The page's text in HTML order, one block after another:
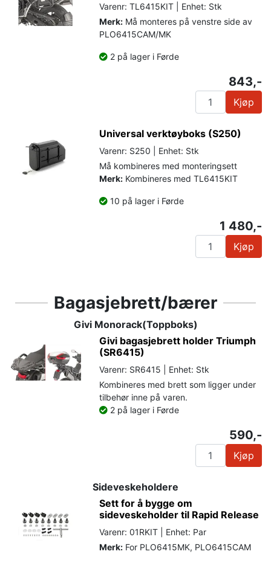
Varenr: TL6415KIT | Enhet: Stk
Merk: Må monteres på venstre side av
PLO6415CAM/MK
2 på lager i Førde
843,-
Kjøp
Universal verktøyboks (S250)
Varenr: S250 | Enhet: Stk
Må kombineres med monteringsett
Merk: Kombineres med TL6415KIT
10 på lager i Førde
1 480,-
Kjøp
Bagasjebrett/bærer
Givi Monorack(Toppboks)
Givi bagasjebrett holder Triumph
(SR6415)
Varenr: SR6415 | Enhet: Stk
Kombineres med brett som ligger under
tilbehør inne på varen.
2 på lager i Førde
590,-
Kjøp
Sideveskeholdere
Sett for å bygge om
sideveskeholder til Rapid Release
Varenr: 01RKIT | Enhet: Par
Merk: For PLO6415MK, PLO6415CAM